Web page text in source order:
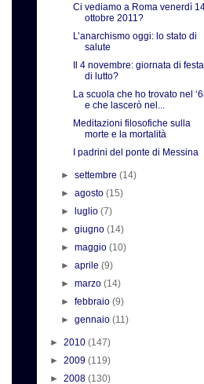
Ci vediamo a Roma venerdì
ottobre 2011?
L’anarchismo oggi: lo stato di
salute
Il 4 novembre: giornata di
di lutto?
La scuola che ho trovato nel
e che lascerò nel...
Meditazioni filosofiche sulla
morte e la mortalità
I padrini del ponte di Messina
►settembre(14)
►agosto(15)
►
luglio(7)
►giugno(14)
►maggio(10)
►aprile(9)
►marzo(14)
►febbraio(9)
►gennaio(11)
► 2010 (147)
► 2009 (119)
► 2008 (130)